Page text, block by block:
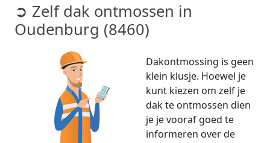
➲ Zelf dak ontmossen in
Oudenburg (8460)
Dakontmossing is geen
klein klusje. Hoewel je
kunt kiezen om zelf je
dak te ontmossen dien
je je vooraf goed te
informeren over de